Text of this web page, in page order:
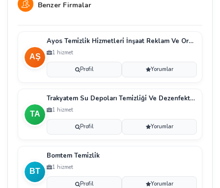
Benzer Firmalar
Ayos Temi̇zli̇k Hi̇zmetleri̇ İnşaat Reklam Ve Organi̇zasyon Sanayi̇ Ti̇caret Li̇mi̇ted Şi̇rketi̇
1 hizmet
Profil Yorumlar
Trakyatem Su Depoları Temi̇zli̇ği̇ Ve Dezenfektesi̇ - Ayşe Aktaş
1 hizmet
Profil Yorumlar
Bomtem Temi̇zli̇k
1 hizmet
Profil Yorumlar